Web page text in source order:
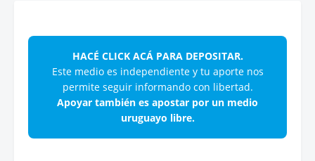
HACÉ CLICK ACÁ PARA DEPOSITAR.
Este medio es independiente y tu aporte nos
permite seguir informando con libertad.
Apoyar también es apostar por un medio
uruguayo libre.